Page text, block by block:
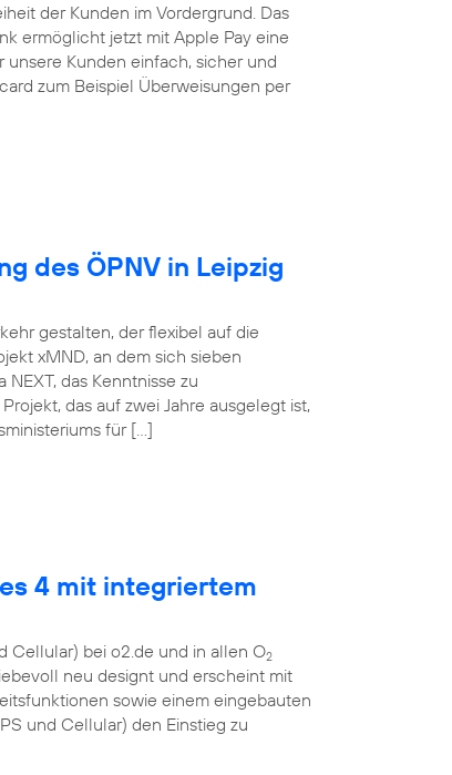
der Kunden im Vordergrund. Das
ermöglicht jetzt mit Apple Pay eine
Kunden einfach, sicher und
zum Beispiel Überweisungen per
des ÖPNV in Leipzig
gestalten, der flexibel auf die
xMND, an dem sich sieben
das Kenntnisse zu
das auf zwei Jahre ausgelegt ist,
für […]
4 mit integriertem
Cellular) bei o2.de und in allen O2
neu designt und erscheint mit
sowie einem eingebauten
und Cellular) den Einstieg zu